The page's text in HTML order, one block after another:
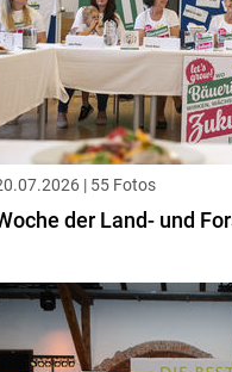
| 55 Fotos
der Land- und